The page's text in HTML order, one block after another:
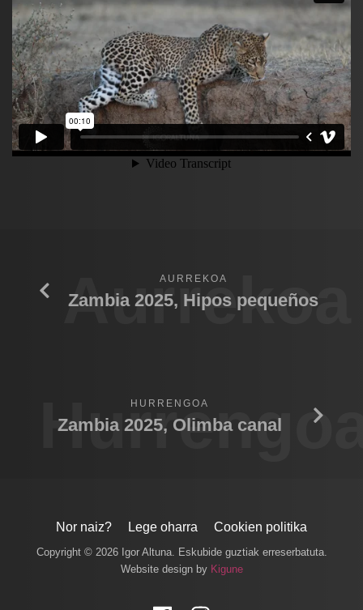
Aurrekoa
AURREKOA
Zambia 2025, Hipos pequeños
HURRENGOA
Zambia 2025, Olimba canal
Nor naiz? Lege oharra Cookien politika
Copyright © 2026 Igor Altuna. Eskubide guztiak erreserbatuta.
Website design by Kigune